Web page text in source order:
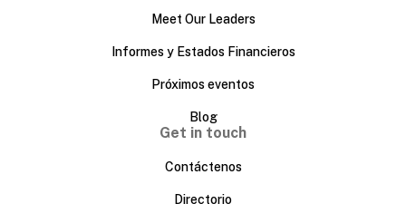
Meet Our Leaders
Informes y Estados Financieros
Próximos eventos
Blog
Get in touch
Contáctenos
Directorio